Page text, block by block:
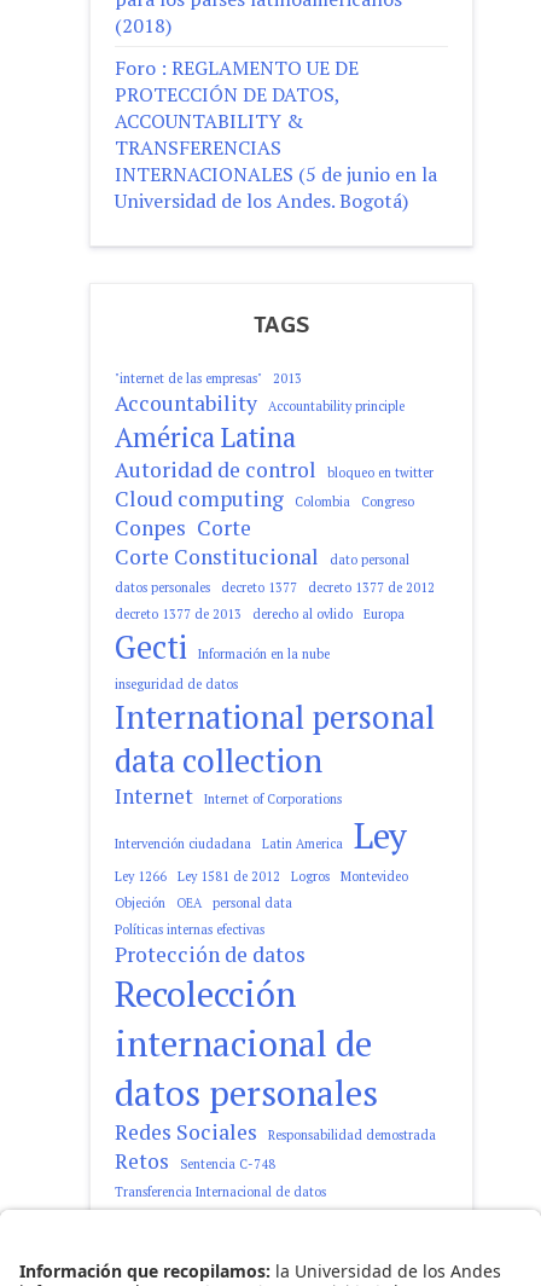
(2018)
Foro : REGLAMENTO UE DE
PROTECCIÓN DE DATOS,
ACCOUNTABILITY &
TRANSFERENCIAS
INTERNACIONALES (5 de junio en la
Universidad de los Andes. Bogotá)
TAGS
"internet de las empresas" 2013
Accountability Accountability principle
América Latina
Autoridad de control bloqueo en twitter
Cloud computing Colombia Congreso
Conpes Corte
Corte Constitucional
dato personal
datos personales
decreto 1377
decreto 1377 de 2012
decreto 1377 de 2013
derecho al ovlido Europa
Gecti
Información en la nube
inseguridad de datos
International personal
data collection
Internet Internet of Corporations
Intervención ciudadana Latin America Ley
Ley 1266 Ley 1581 de 2012 Logros
Montevideo
Objeción
OEA
personal data
Políticas internas efectivas
Protección de datos
Recolección
internacional de
datos personales
Redes Sociales Responsabilidad demostrada
Retos
Sentencia C-748
Transferencia Internacional de datos